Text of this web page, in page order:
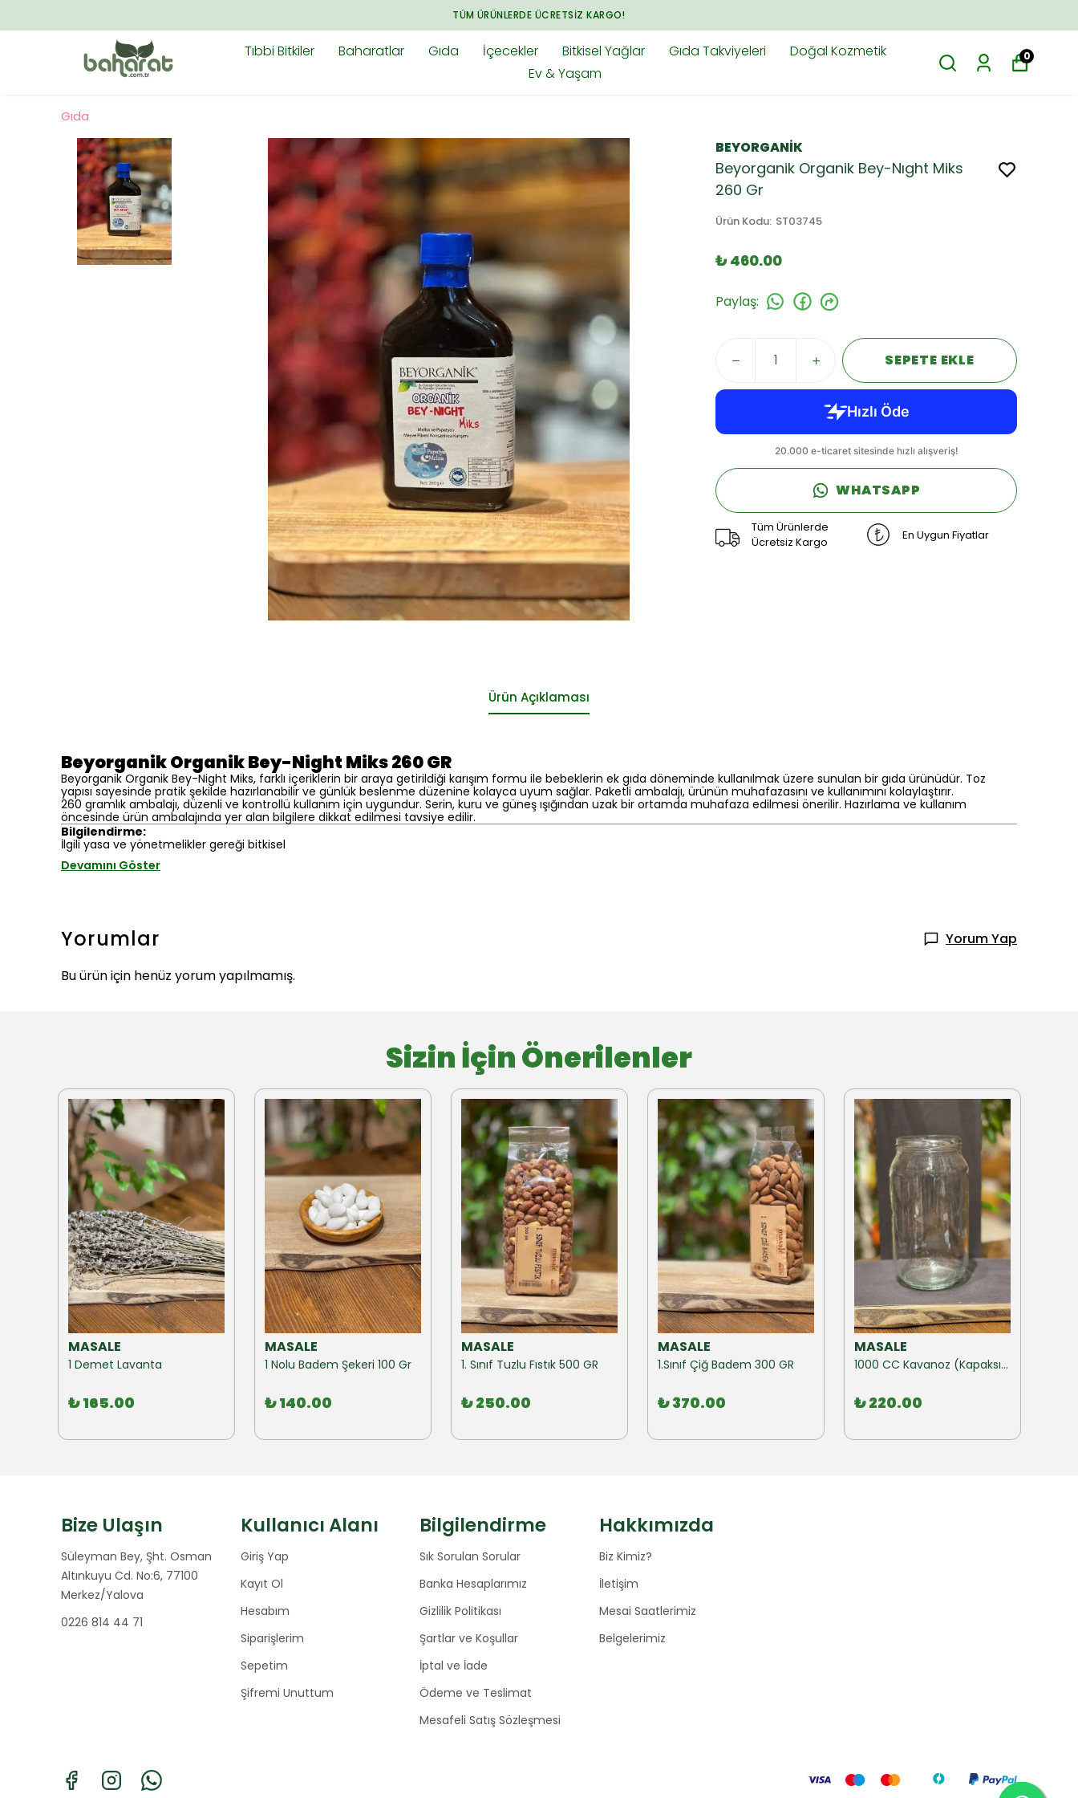
TÜM ÜRÜNLERDE ÜCRETSIZ KARGO!
Tıbbi Bitkiler Baharatlar Gıda İçecekler Bitkisel Yağlar Gıda Takviyeleri
Doğal Kozmetik
Ev & Yaşam
0
Gıda
BEYORGANİK
Beyorganik Organik Bey-Nıght Miks
260 Gr
Ürün Kodu: ST03745
₺ 460.00
Paylaş:
SEPETE EKLE
WHATSAPP
Tüm Ürünlerde
Ücretsiz Kargo
En Uygun Fiyatlar
Ürün Açıklaması
Beyorganik Organik Bey-Night Miks 260 GR
Beyorganik Organik Bey-Night Miks, farklı içeriklerin bir araya getirildiği karışım formu ile bebeklerin ek gıda döneminde kullanılmak üzere sunulan bir gıda ürünüdür. Toz
yapısı sayesinde pratik şekilde hazırlanabilir ve günlük beslenme düzenine kolayca uyum sağlar. Paketli ambalajı, ürünün muhafazasını ve kullanımını kolaylaştırır.
260 gramlık ambalajı, düzenli ve kontrollü kullanım için uygundur. Serin, kuru ve güneş ışığından uzak bir ortamda muhafaza edilmesi önerilir. Hazırlama ve kullanım
öncesinde ürün ambalajında yer alan bilgilere dikkat edilmesi tavsiye edilir.
Bilgilendirme:
İlgili yasa ve yönetmelikler gereği bitkisel
Devamını Göster
Yorumlar
Yorum Yap
Bu ürün için henüz yorum yapılmamış.
Sizin İçin Önerilenler
MASALE
1 Demet Lavanta
₺ 165.00
MASALE
1 Nolu Badem Şekeri 100 Gr
₺ 140.00
MASALE
1. Sınıf Tuzlu Fıstık 500 GR
₺ 250.00
MASALE
1.Sınıf Çiğ Badem 300 GR
₺ 370.00
MASALE
1000 CC Kavanoz (Kapaksız) 10 Adet
₺ 220.00
Bize Ulaşın
Süleyman Bey, Şht. Osman
Altınkuyu Cd. No:6, 77100
Merkez/Yalova
0226 814 44 71
Kullanıcı Alanı
Giriş Yap
Kayıt Ol
Hesabım
Siparişlerim
Sepetim
Şifremi Unuttum
Bilgilendirme
Sık Sorulan Sorular
Banka Hesaplarımız
Gizlilik Politikası
Şartlar ve Koşullar
İptal ve İade
Ödeme ve Teslimat
Mesafeli Satış Sözleşmesi
Hakkımızda
Biz Kimiz?
İletişim
Mesai Saatlerimiz
Belgelerimiz